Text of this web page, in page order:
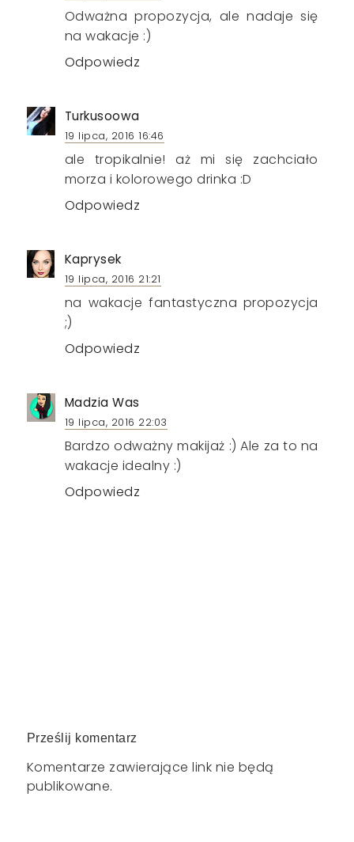
Odważna propozycja, ale nadaje się
na wakacje :)
Odpowiedz
Turkusoowa
19 lipca, 2016 16:46
ale tropikalnie! aż mi się zachciało
morza i kolorowego drinka :D
Odpowiedz
Kaprysek
19 lipca, 2016 21:21
na wakacje fantastyczna propozycja
;)
Odpowiedz
Madzia Was
19 lipca, 2016 22:03
Bardzo odważny makijaż :) Ale za to na
wakacje idealny :)
Odpowiedz
Prześlij komentarz
Komentarze zawierające link nie będą
publikowane.